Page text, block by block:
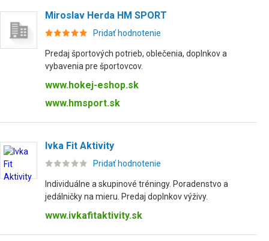
Miroslav Herda HM SPORT
Pridať hodnotenie
Predaj športových potrieb, oblečenia, doplnkov a
vybavenia pre športovcov.
www.hokej-eshop.sk
www.hmsport.sk
Ivka Fit Aktivity
Pridať hodnotenie
Individuálne a skupinové tréningy. Poradenstvo a
jedálničky na mieru. Predaj doplnkov výživy.
www.ivkafitaktivity.sk